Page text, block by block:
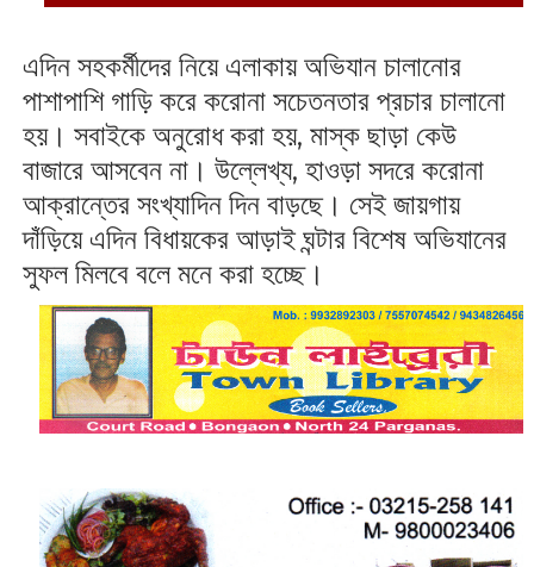
এদিন সহকর্মীদের নিয়ে এলাকায় অভিযান চালানোর
পাশাপাশি গাড়ি করে করোনা সচেতনতার প্রচার চালানো
হয়। সবাইকে অনুরোধ করা হয়, মাস্ক ছাড়া কেউ
বাজারে আসবেন না। উল্লেখ্য, হাওড়া সদরে করোনা
আক্রান্তের সংখ্যাদিন দিন বাড়ছে। সেই জায়গায়
দাঁড়িয়ে এদিন বিধায়কের আড়াই ঘন্টার বিশেষ অভিযানের
সুফল মিলবে বলে মনে করা হচ্ছে।